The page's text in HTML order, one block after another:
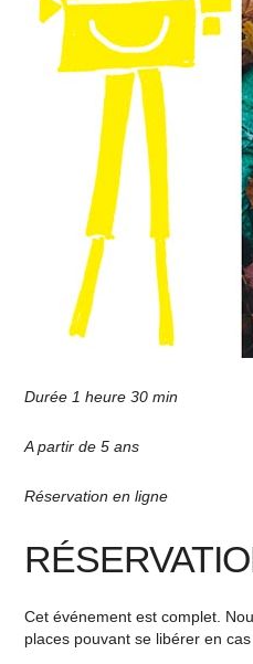
Durée 1 heure 30 min
A partir de 5 ans
Réservation en ligne
Cet événement est complet.
places pouvant se libérer en